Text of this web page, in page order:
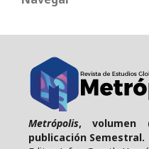
Metrópolis, volumen
publicación Semestral.